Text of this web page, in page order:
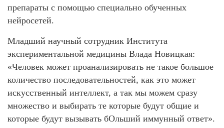
препараты с помощью специально обученных
нейросетей.
Младший научный сотрудник Института
экспериментальной медицины Влада Новицкая:
«Человек может проанализировать не такое большое
количество последовательностей, как это может
искусственный интеллект, а так мы можем сразу
множество и выбирать те которые будут общие и
которые будут вызывать бОльший иммунный ответ».